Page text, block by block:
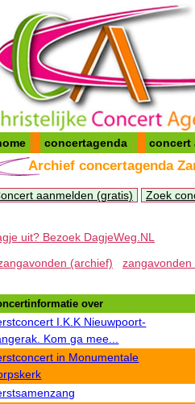
concertagenda concert
Archief concertagenda
aanmelden (gratis) Zoek
uit? Bezoek DagjeWeg.NL
(archief)
over
I.K.K Nieuwpoort-
Kom ga mee...
in Monumentale